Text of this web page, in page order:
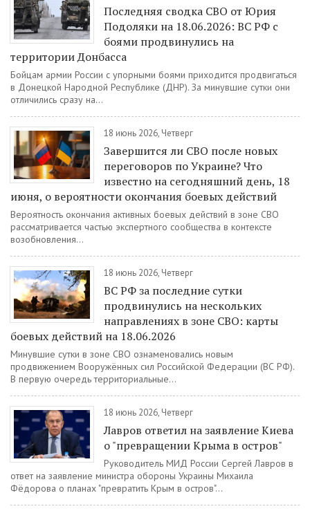
Последняя сводка СВО от Юрия
Подоляки на 18.06.2026: ВС РФ с
боями продвинулись на
территории Донбасса
Бойцам армии России с упорными боями приходится продвигаться
в Донецкой Народной Республике (ДНР). За минувшие сутки они
отличились сразу на...
18 июнь 2026, Четверг
Завершится ли СВО после новых
переговоров по Украине? Что
известно на сегодняшний день, 18
июня, о вероятности окончания боевых действий
Вероятность окончания активных боевых действий в зоне СВО
рассматривается частью экспертного сообщества в контексте
возобновления...
18 июнь 2026, Четверг
ВС РФ за последние сутки
продвинулись на нескольких
направлениях в зоне СВО: карты
боевых действий на 18.06.2026
Минувшие сутки в зоне СВО ознаменовались новым
продвижением Вооружённых сил Российской Федерации (ВС РФ).
В первую очередь территориальные...
18 июнь 2026, Четверг
Лавров ответил на заявление Киева
о "превращении Крыма в остров"
Руководитель МИД России Сергей Лавров в
ответ на заявление министра обороны Украины Михаила
Фёдорова о планах "превратить Крым в остров"...